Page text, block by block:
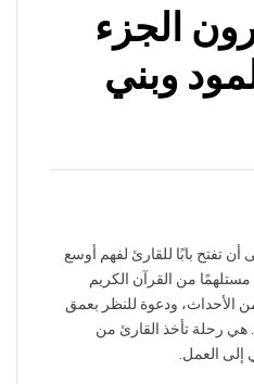
الجزء
وبني
تفتح بابًا للقارئ لفهم أوسع
مستلهمًا من القرآن الكريم
الأحداث، ودعوة للنظر بعمق
هي رحلة تأخذ القارئ من
إلى العمل.